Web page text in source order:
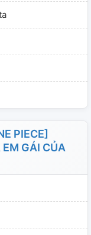
PIECE]
GÁI CỦA